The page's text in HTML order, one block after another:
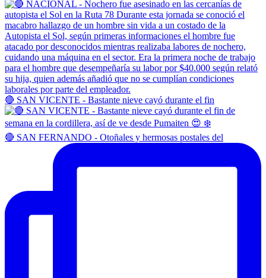
🔴 SAN VICENTE - Bastante nieve cayó durante el fin
🔴 SAN FERNANDO - Otoñales y hermosas postales del